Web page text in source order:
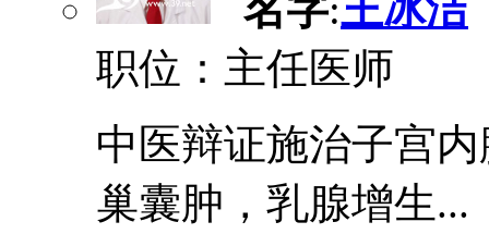
名字:王冰洁
职位：主任医师
中医辩证施治子宫
巢囊肿，乳腺增生...